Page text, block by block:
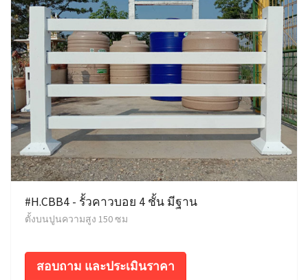
#H.CBB4 - รั้วคาวบอย 4 ชั้น มีฐาน
ตั้งบนปูนความสูง 150 ซม
สอบถาม และประเมินราคา